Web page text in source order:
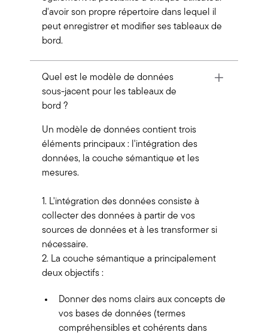
d'avoir son propre répertoire dans lequel il
peut enregistrer et modifier ses tableaux de
bord.
Quel est le modèle de données
sous-jacent pour les tableaux de
bord ?
Un modèle de données contient trois
éléments principaux : l'intégration des
données, la couche sémantique et les
mesures.
1. L'intégration des données consiste à
collecter des données à partir de vos
sources de données et à les transformer si
nécessaire.
2. La couche sémantique a principalement
deux objectifs :
Donner des noms clairs aux concepts de
vos bases de données (termes
compréhensibles et cohérents dans